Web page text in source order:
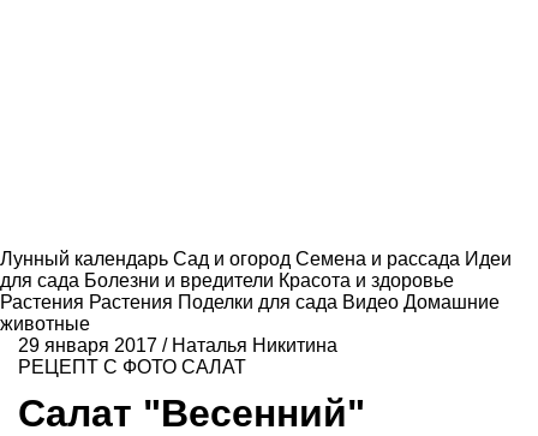
Лунный календарь Сад и огород Семена и рассада Идеи
для сада Болезни и вредители Красота и здоровье
Растения Растения Поделки для сада Видео Домашние
животные
29 января 2017 / Наталья Никитина
РЕЦЕПТ С ФОТО САЛАТ
Салат "Весенний"